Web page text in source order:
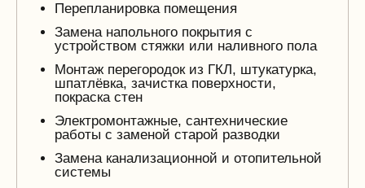
Перепланировка помещения
Замена напольного покрытия с
устройством стяжки или наливного пола
Монтаж перегородок из ГКЛ, штукатурка,
шпатлёвка, зачистка поверхности,
покраска стен
Электромонтажные, сантехнические
работы с заменой старой разводки
Замена канализационной и отопительной
системы